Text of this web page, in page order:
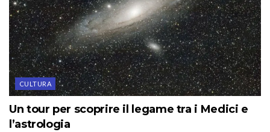
CULTURA
Un tour per scoprire il legame tra i Medici e
l’astrologia